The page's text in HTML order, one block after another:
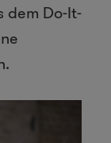
dem Do-It-